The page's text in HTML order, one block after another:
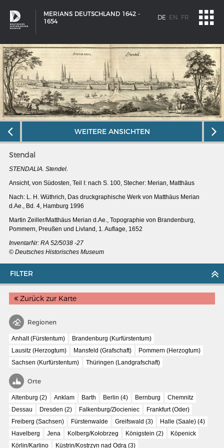
MERIANS DEUTSCHLAND 1642 -
1654
DE EN FR
SCHIFFSTYPEN
MERIANS DEUTSCHLAND 1642 - 1654
Bildergalerie Topographia Germaniae
Impressum
FILTER
Zurück zur Karte
Regionen
Anhalt (Fürstentum)
Brandenburg (Kurfürstentum)
Lausitz (Herzogtum)
Mansfeld (Grafschaft)
Pommern (Herzogtum)
Sachsen (Kurfürstentum)
Thüringen (Landgrafschaft)
Orte
Altenburg (2) Anklam Barth Berlin (4) Bernburg
Chemnitz
Dessau
Dresden (2) Falkenburg/Złocieniec
Frankfurt (Oder)
Freiberg (Sachsen)
Fürstenwalde Greifswald (3)
Halle (Saale) (4)
Havelberg
Jena Kolberg/Kołobrzeg Königstein (2)
Köpenick
Körlin/Karlino
Küstrin/Kostrzyn nad Odrą (3)
WEITERE ANSICHTEN
Stendal
STENDALIA. Stendel.
Ansicht, von Südosten, Teil I: nach S. 100, Stecher: Merian, Matthäus
Nach: L. H. Wüthrich, Das druckgraphische Werk von Matthäus Merian
d.Ae., Bd. 4, Hamburg 1996
Martin Zeiller/Matthäus Merian d.Ae., Topographie von Brandenburg,
Pommern, Preußen und Livland, 1. Auflage, 1652
InventarNr: RA 52/5038 -27
© Deutsches Historisches Museum